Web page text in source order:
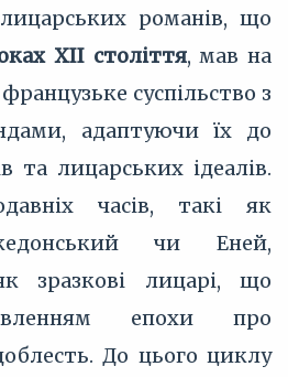
романів, що
XII століття, мав на
суспільство з
адаптуючи їх до
та лицарських ідеалів.
часів, такі як
чи Еней,
зразкові лицарі, що
епохи про
До цього циклу